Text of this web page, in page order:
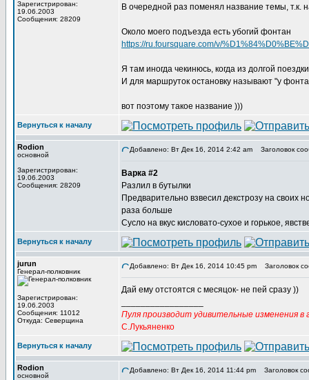
Зарегистрирован:
19.06.2003
Сообщения: 28209
В очередной раз поменял название темы, т.к.
Около моего подъезда есть убогий фонтан
https://ru.foursquare.com/v/
Я там иногда чекинюсь, когда из долгой
И для маршруток остановку называют "у
вот поэтому такое название )))
Вернуться к началу
Rodion
основной
Зарегистрирован:
19.06.2003
Сообщения: 28209
Добавлено: Вт Дек 16, 2014 2:42 am Заголовок
Варка #2
Разлил в бутылки
Предварительно взвесил декстрозу на своих
раза больше
Сусло на вкус кисловато-сухое и горькое,
Вернуться к началу
jurun
Генерал-полковник
Зарегистрирован:
19.06.2003
Сообщения: 11012
Откуда: Северщина
Добавлено: Вт Дек 16, 2014 10:45 pm Заголовок
Дай ему отстоятся с месяцок- не пей сразу ))
Пуля производит удивительные изменения в
С.Лукьяненко
Вернуться к началу
Rodion
основной
Добавлено: Вт Дек 16, 2014 11:44 pm Заголовок